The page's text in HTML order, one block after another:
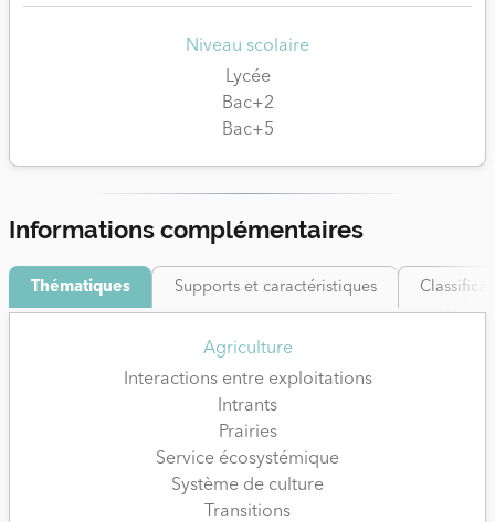
Niveau scolaire
Lycée
Bac+2
Bac+5
Informations complémentaires
Thématiques Supports et caractéristiques
Agriculture
Interactions entre exploitations
Intrants
Prairies
Service écosystémique
Système de culture
Transitions